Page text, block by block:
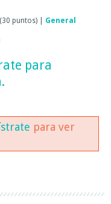
(30 puntos) General
para
para ver